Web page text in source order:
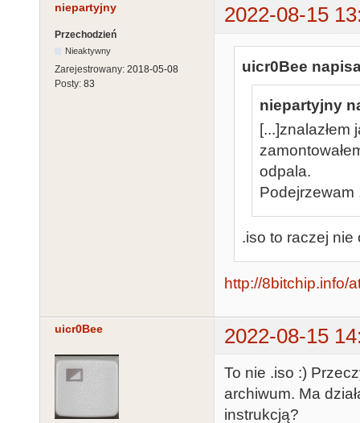
niepartyjny 2022-08-15
Przechodzień
Nieaktywny
Zarejestrowany: 2018-05-08
Posty: 83
uicr0Bee
niepartyjny
[...]znalazłem
odpala.
Podejrzewam
.iso to raczej nie
http://8bitchip.info/
uicr0Bee 2022-08-15
To nie .iso :)
archiwum. Ma
instrukcją?